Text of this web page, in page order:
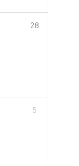
28
5